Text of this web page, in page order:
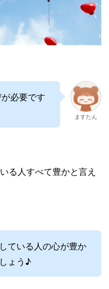
必要です
ますたん
る人すべて豊かと言え
ている人の心が豊か
ょう♪